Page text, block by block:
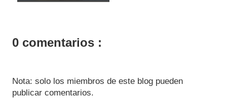
0 comentarios :
Nota: solo los miembros de este blog pueden
publicar comentarios.